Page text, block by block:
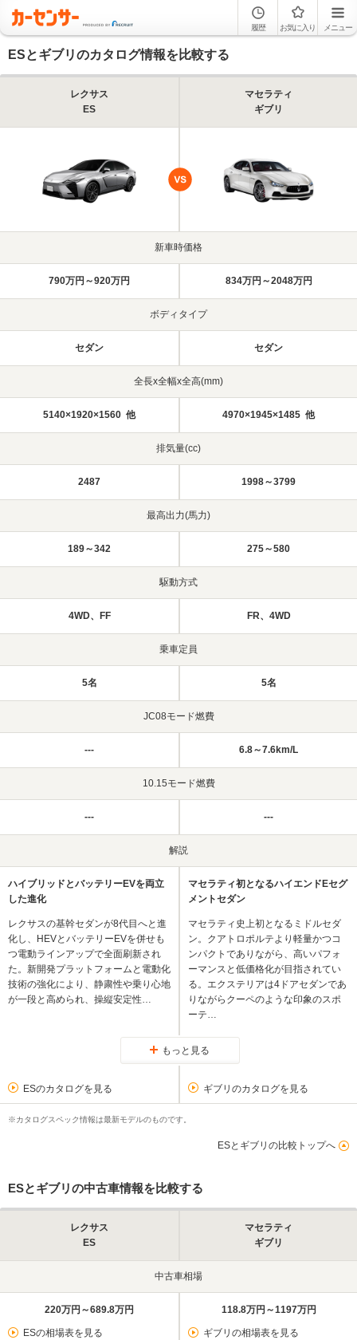
履歴 お気に入り メニュー
ESとギブリのカタログ情報を比較する
レクサス
ES
マセラティ
ギブリ
新車時価格
790万円～920万円 834万円～2048万円
ボディタイプ
セダン セダン
全長x全幅x全高(mm)
5140×1920×1560 他 4970×1945×1485 他
排気量(cc)
2487 1998～3799
最高出力(馬力)
189～342 275～580
駆動方式
4WD、FF FR、4WD
乗車定員
5名 5名
JC08モード燃費
--- 6.8～7.6km/L
10.15モード燃費
--- ---
解説
ハイブリッドとバッテリーEVを両立
した進化
レクサスの基幹セダンが8代目へと進
化し、HEVとバッテリーEVを併せも
つ電動ラインアップで全面刷新され
た。新開発プラットフォームと電動化
技術の強化により、静粛性や乗り心地
が一段と高められ、操縦安定性…
マセラティ初となるハイエンドEセグ
メントセダン
マセラティ史上初となるミドルセダ
ン。クアトロポルテより軽量かつコ
ンパクトでありながら、高いパフォ
ーマンスと低価格化が目指されてい
る。エクステリアは4ドアセダンであ
りながらクーペのような印象のスポ
ーテ…
もっと見る
ESのカタログを見る ギブリのカタログを見る
※カタログスペック情報は最新モデルのものです。
ESとギブリの比較トップへ
ESとギブリの中古車情報を比較する
レクサス
ES
マセラティ
ギブリ
中古車相場
220万円～689.8万円
ESの相場表を見る
118.8万円～1197万円
ギブリの相場表を見る